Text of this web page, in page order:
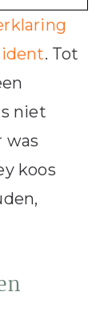
. Tot
niet
was
koos